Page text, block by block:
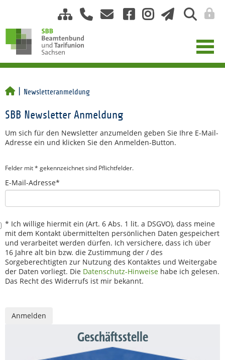
Newsletteranmeldung
SBB Newsletter Anmeldung
Um sich für den Newsletter anzumelden geben Sie Ihre E-Mail-
Adresse ein und klicken Sie den Anmelden-Button.
Felder mit * gekennzeichnet sind Pflichtfelder.
E-Mail-Adresse*
* Ich willige hiermit ein (Art. 6 Abs. 1 lit. a DSGVO), dass meine
mit dem Kontakt übermittelten persönlichen Daten gespeichert
und verarbeitet werden dürfen. Ich versichere, dass ich über
16 Jahre alt bin bzw. die Zustimmung der / des
Sorgeberechtigten zur Nutzung des Kontaktes und Weitergabe
der Daten vorliegt. Die Datenschutz-Hinweise habe ich gelesen.
Das Recht des Widerrufs ist mir bekannt.
Geschäftsstelle